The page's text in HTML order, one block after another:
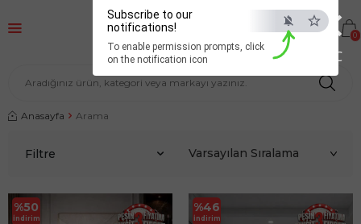
×
ESC
Subscribe to our
notifications!
To enable permission prompts, click
on the notification icon
0
Anasayfa Arama
Filtre
%50
İndirim
%46
İndirim